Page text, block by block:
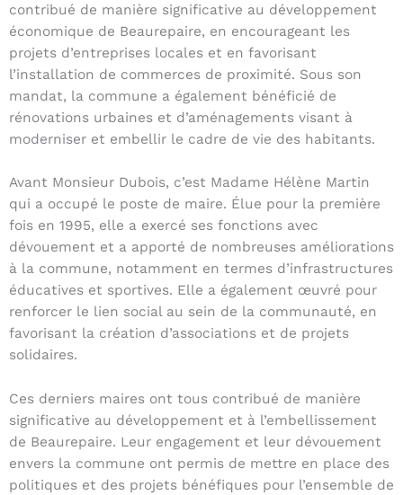
contribué de manière significative au développement
économique de Beaurepaire, en encourageant les
projets d’entreprises locales et en favorisant
l’installation de commerces de proximité. Sous son
mandat, la commune a également bénéficié de
rénovations urbaines et d’aménagements visant à
moderniser et embellir le cadre de vie des habitants.
Avant Monsieur Dubois, c’est Madame Hélène Martin
qui a occupé le poste de maire. Élue pour la première
fois en 1995, elle a exercé ses fonctions avec
dévouement et a apporté de nombreuses améliorations
à la commune, notamment en termes d’infrastructures
éducatives et sportives. Elle a également œuvré pour
renforcer le lien social au sein de la communauté, en
favorisant la création d’associations et de projets
solidaires.
Ces derniers maires ont tous contribué de manière
significative au développement et à l’embellissement
de Beaurepaire. Leur engagement et leur dévouement
envers la commune ont permis de mettre en place des
politiques et des projets bénéfiques pour l’ensemble de